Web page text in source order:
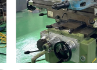
形 式STM-2V
年 式1990